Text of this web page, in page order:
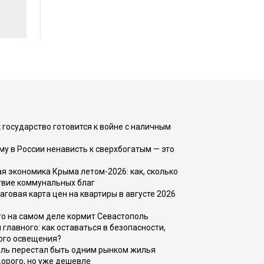
готовится к войне с наличным
в России ненависть к сверхбогатым — это
экономика Крыма летом-2026: как, сколько
коммунальных благ
карта цен на квартиры в августе 2026
на самом деле кормит Севастополь
как оставаться в безопасности,
освещения?
перестал быть одним рынком жилья
но уже дешевле